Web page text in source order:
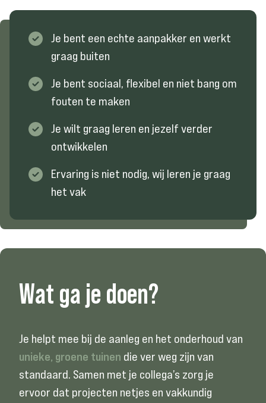
Je bent een echte aanpakker en werkt
graag buiten
Je bent sociaal, flexibel en niet bang om
fouten te maken
Je wilt graag leren en jezelf verder
ontwikkelen
Ervaring is niet nodig, wij leren je graag
het vak
Wat ga je doen?
Je helpt mee bij de aanleg en het onderhoud van
unieke, groene tuinen die ver weg zijn van
standaard. Samen met je collega’s zorg je
ervoor dat projecten netjes en vakkundig